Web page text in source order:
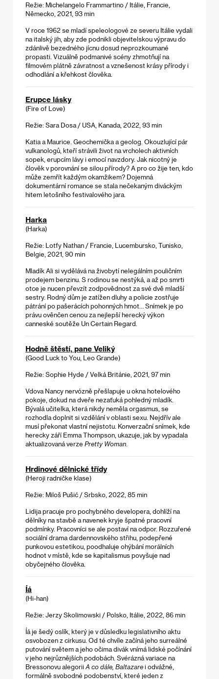
Režie: Michelangelo Frammartino / Itálie, Francie,
Německo, 2021, 93 min
V roce 1962 se mladí speleologové ze severu Itálie vydali
na italský jih, aby zde podnikli objevitelskou výpravu do
zdánlivě bezedného jícnu dosud neprozkoumané
propasti. Vizuálně podmanivé scény zhmotňují na
filmovém plátně závratnost a vznešenost krásy přírody i
odhodlání a křehkost člověka.
Erupce lásky
(Fire of Love)
Režie: Sara Dosa / USA, Kanada, 2022, 93 min
Katia a Maurice. Geochemička a geolog. Okouzlující pár
vulkanologů, kteří strávili život na vrcholech aktivních
sopek, erupcím lávy i emocí navzdory. Jak nicotný je
člověk v porovnání se silou přírody? A pro co žije ten, kdo
může zemřít každým okamžikem? Dojemná
dokumentární romance se stala nečekaným diváckým
hitem letošního festivalového jara.
Harka
(Harka)
Režie: Lotfy Nathan / Francie, Lucembursko, Tunisko,
Belgie, 2021, 90 min
Mladík Ali si vydělává na živobytí nelegálním pouličním
prodejem benzinu. S rodinou se nestýká, a až po smrti
otce je nucen převzít zodpovědnost za své dvě mladší
sestry. Rodný dům je zatížen dluhy a policie zostřuje
pátrání po pašerácích pohonných hmot… Snímek je po
právu ověnčen cenou za nejlepší herecký výkon
canneské soutěže Un Certain Regard.
Hodně štěstí, pane Veliký
(Good Luck to You, Leo Grande)
Režie: Sophie Hyde / Velká Británie, 2021, 97 min
Vdova Nancy nervózně přešlapuje u okna hotelového
pokoje, dokud na dveře nezaťuká pohledný mladík.
Bývalá učitelka, která nikdy neměla orgasmus, se
rozhodla doplnit si vzdělání v oblasti sexu. Nejdřív ale
musí překonat vlastní nejistotu. Konverzační snímek, kde
herecky září Emma Thompson, ukazuje, jak by vypadala
aktualizovaná verze Pretty Woman
Hrdinové dělnické třídy
(Heroji radničke klase)
Režie: Miloš Pušić / Srbsko, 2022, 85 min
Lidija pracuje pro pochybného developera, dohlíží na
dělníky na stavbě a navenek kryje špatné pracovní
podmínky. Pracovníci se ale postaví na odpor. Rozzuřené
sociální drama dardennovského střihu, podepřené
punkovou estetikou, poodhaluje ohýbání morálních
hodnot v místě, kde se kapitalismus povyšuje nad
obyčejného člověka.
Íá
(Hi-han)
Režie: Jerzy Skolimowski / Polsko, Itálie, 2022, 86 min
Íá je šedý oslík, který je v důsledku legislativního aktu
osvobozen z cirkusu. Od té chvíle začíná jeho surreálné
putování světem a jeho očima divák vnímá lidské počínání
v jeho nejrůznějších podobách. Svérázná variace na
Bressonovu alegorii A co dále, Baltazare i odvážné,
formálně svobodné podobenství, které jeden z